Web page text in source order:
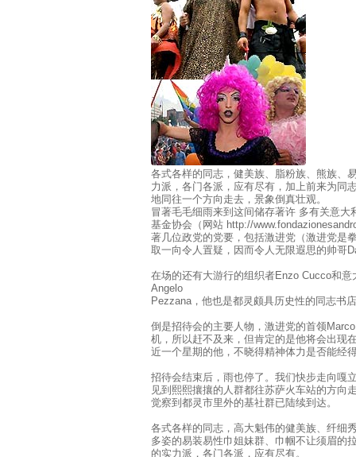
各式各样的同志，健美族、脂粉族、熊族、
力派，各门各派，应有尽有，加上前来为同
地同往一个方向走去，景象倒真壮观。
冒著毛毛细雨来到这间储存著许 多有关意
基金协会（网站 http://
著几位政党的党要，包括激进党（激进党是
取一向令人置疑，因而令人无限遐思的帅哥
在场的还有大游行的组织者Enzo Cucco和
Angelo
Pezzana，他也是都灵颇具历史性的同志书
倒是招待会的主要人物，激进党的首领
机，所以赶不及来，但肯定的是他将会出现
近一个星期的他，不晓得精神体力是否能经
招待会结束后，雨也停了。我们快步走向嘎
见到熙熙攘攘的人群都往苏萨火车站的方向
觉察到都灵市里外的基社群已陆续到达。
各式各样的同志，高大魁伟的健美族、纤细
多姿的易装易性巾姐妹群、巾帼不让须眉的
的实力派，各门各派，应有尽有。